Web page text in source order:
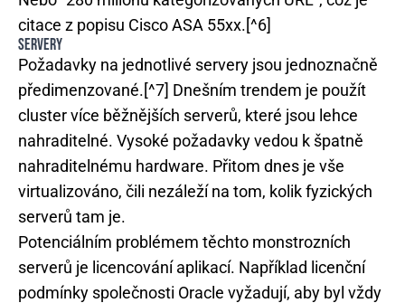
citace z popisu Cisco ASA 55xx.[^6]
SERVERY
Požadavky na jednotlivé servery jsou jednoznačně
předimenzované.[^7] Dnešním trendem je použít
cluster více běžnějších serverů, které jsou lehce
nahraditelné. Vysoké požadavky vedou k špatně
nahraditelnému hardware. Přitom dnes je vše
virtualizováno, čili nezáleží na tom, kolik fyzických
serverů tam je.
Potenciálním problémem těchto monstrozních
serverů je licencování aplikací. Například licenční
podmínky společnosti Oracle vyžadují, aby byl vždy